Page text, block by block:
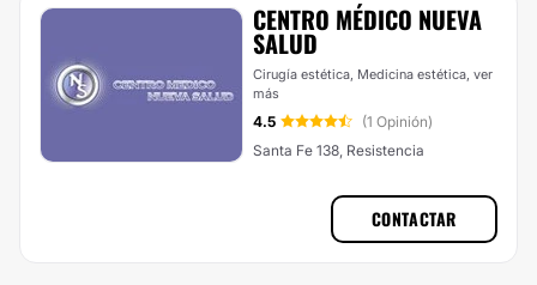
CENTRO MÉDICO NUEVA
SALUD
Cirugía estética, Medicina estética, ver
más
4.5
(1 Opinión)
Santa Fe 138, Resistencia
CONTACTAR